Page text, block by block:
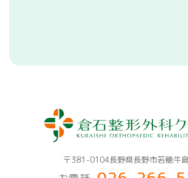
〒381-0104長野県長野市若穂牛